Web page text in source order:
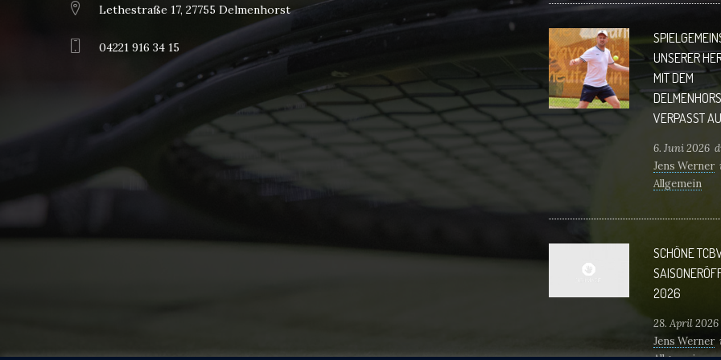
Lethestraße 17, 27755 Delmenhorst
04221 916 34 15
UNSERER
MIT DEM
VERPASST
6. Juni 2026
Jens Werner
Allgemein
war der Titel
Landesliga
40. Doch die
stark. So lief
SCHÖNE
2026
28. April 2026
Jens Werner